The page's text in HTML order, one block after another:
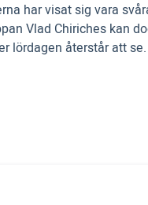
har visat sig vara
Vlad Chiriches kan
lördagen återstår att se.